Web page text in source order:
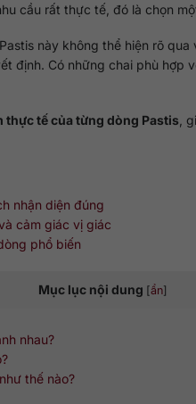
cầu rất thực tế, đó là chọn
này không thể hiện rõ
định. Có những chai phù hợp
thực tế của từng dòng Pastis ,
nhận diện đúng
cảm giác vị giác
phổ biến
Mục lục nội dung [ẩn]
nhau?
thế nào?